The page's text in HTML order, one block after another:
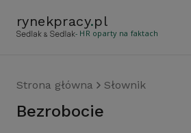
rynekpracy.pl
- HR oparty na faktach
Strona główna Słownik
bezrobocie